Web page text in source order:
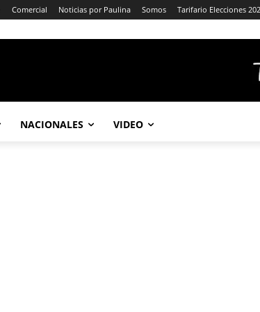
Comercial Noticias por Paulina Somos Tarifario Elecciones
NACIONALES VIDEO